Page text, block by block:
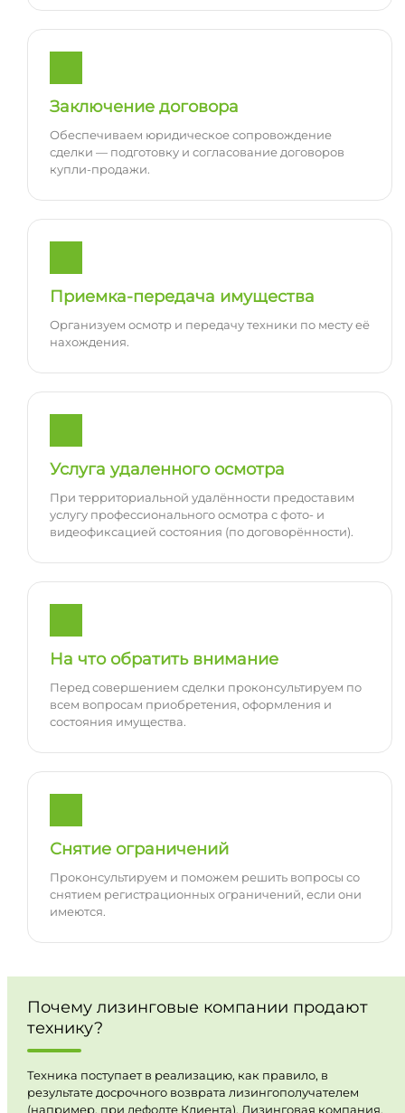
Заключение договора
Обеспечиваем юридическое сопровождение
сделки — подготовку и согласование договоров
купли-продажи.
Приемка-передача имущества
Организуем осмотр и передачу техники по месту её
нахождения.
Услуга удаленного осмотра
При территориальной удалённости предоставим
услугу профессионального осмотра с фото- и
видеофиксацией состояния (по договорённости).
На что обратить внимание
Перед совершением сделки проконсультируем по
всем вопросам приобретения, оформления и
состояния имущества.
Снятие ограничений
Проконсультируем и поможем решить вопросы со
снятием регистрационных ограничений, если они
имеются.
Почему лизинговые компании продают
технику?
Техника поступает в реализацию, как правило, в
результате досрочного возврата лизингополучателем
(например, при дефолте Клиента). Лизинговая компания,